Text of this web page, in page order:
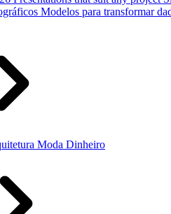
Modelos para transformar
Moda Dinheiro